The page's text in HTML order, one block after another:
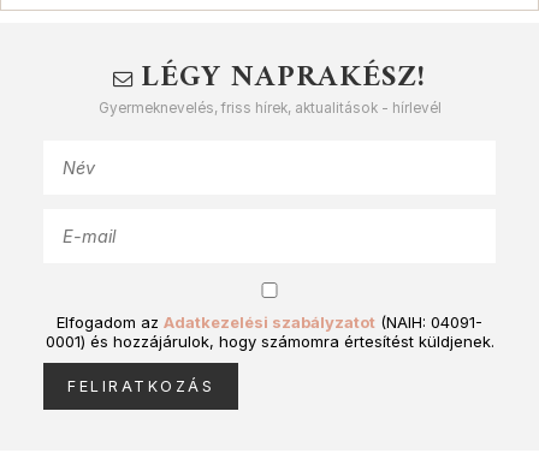
LÉGY NAPRAKÉSZ!
Gyermeknevelés, friss hírek, aktualitások - hírlevél
Elfogadom az Adatkezelési szabályzatot (NAIH: 04091-
0001) és hozzájárulok, hogy számomra értesítést küldjenek.